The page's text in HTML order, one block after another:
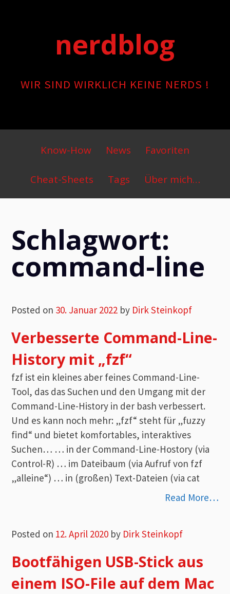
nerdblog
WIR SIND WIRKLICH KEINE NERDS !
Primary
Menu
Know-How News Favoriten
Cheat-Sheets Tags Über mich…
Schlagwort:
command-line
Posted on 30. Januar 2022 by Dirk Steinkopf
Verbesserte Command-Line-
History mit „fzf“
fzf ist ein kleines aber feines Command-Line-
Tool, das das Suchen und den Umgang mit der
Command-Line-History in der bash verbessert.
Und es kann noch mehr: „fzf“ steht für „fuzzy
find“ und bietet komfortables, interaktives
Suchen… … in der Command-Line-Hostory (via
Control-R) … im Dateibaum (via Aufruf von fzf
„alleine“) … in (großen) Text-Dateien (via cat
Read More…
Posted on 12. April 2020 by Dirk Steinkopf
Bootfähigen USB-Stick aus
einem ISO-File auf dem Mac